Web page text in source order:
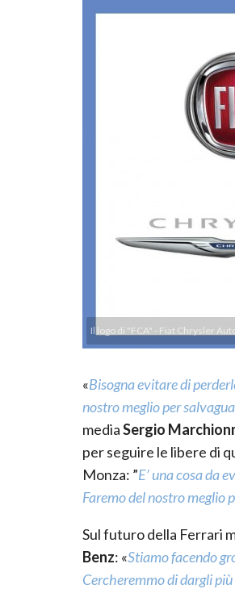
Il logo di "FCA" - Fiat Chrysler
«Bisogna evitare di
nostro meglio per
mediaSergio
per seguire le libere di
Monza: ”E’ una cosa da
Faremo del nostro meglio
Sul futuro della Ferrari
Benz: «Stiamo facendo
Cercheremmo di dargli